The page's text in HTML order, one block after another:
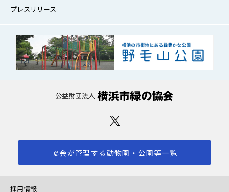
プレスリリース
協会が管理する動物園・公園等一覧
採用情報